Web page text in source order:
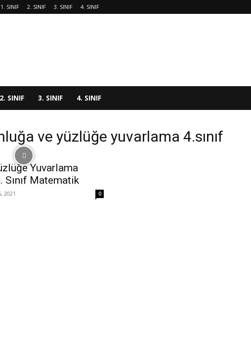
1. SINIF 2. SINIF 3. SINIF 4. SINIF
2. SINIF 3. SINIF 4. SINIF
ve yüzlüğe yuvarlama 4.sınıf
Yuvarlama
Sınıf Matematik
2021 0